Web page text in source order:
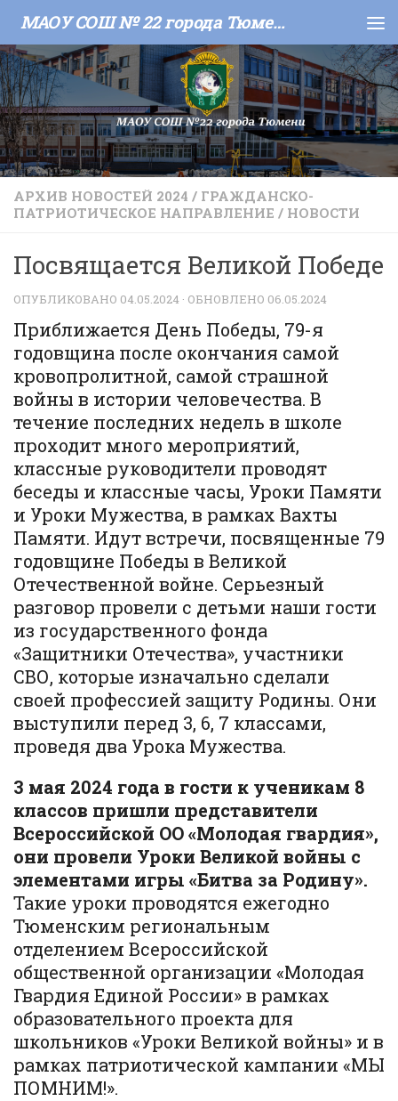
Skip to content МАОУ СОШ № 22 города Тюмени
АРХИВ НОВОСТЕЙ 2024 / ГРАЖДАНСКО-
ПАТРИОТИЧЕСКОЕ НАПРАВЛЕНИЕ / НОВОСТИ
Посвящается Великой Победе
ОПУБЛИКОВАНО 04.05.2024 · ОБНОВЛЕНО 06.05.2024
Приближается День Победы, 79-я
годовщина после окончания самой
кровопролитной, самой страшной
войны в истории человечества. В
течение последних недель в школе
проходит много мероприятий,
классные руководители проводят
беседы и классные часы, Уроки Памяти
и Уроки Мужества, в рамках Вахты
Памяти. Идут встречи, посвященные 79
годовщине Победы в Великой
Отечественной войне. Серьезный
разговор провели с детьми наши гости
из государственного фонда
«Защитники Отечества», участники
СВО, которые изначально сделали
своей профессией защиту Родины. Они
выступили перед 3, 6, 7 классами,
проведя два Урока Мужества.
3 мая 2024 года в гости к ученикам 8
классов пришли представители
Всероссийской ОО «Молодая гвардия»,
они провели Уроки Великой войны с
элементами игры «Битва за Родину».
Такие уроки проводятся ежегодно
Тюменским региональным
отделением Всероссийской
общественной организации «Молодая
Гвардия Единой России» в рамках
образовательного проекта для
школьников «Уроки Великой войны» и в
рамках патриотической кампании «МЫ
ПОМНИМ!».